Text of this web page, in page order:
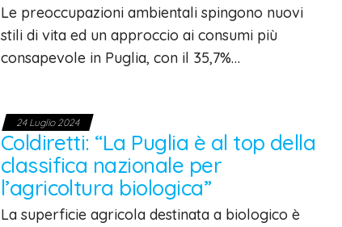
Le preoccupazioni ambientali spingono nuovi
stili di vita ed un approccio ai consumi più
consapevole in Puglia, con il 35,7%…
24 Luglio 2024
Coldiretti: “La Puglia è al top della
classifica nazionale per
l’agricoltura biologica”
La superficie agricola destinata a biologico è